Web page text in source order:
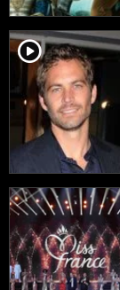
player2